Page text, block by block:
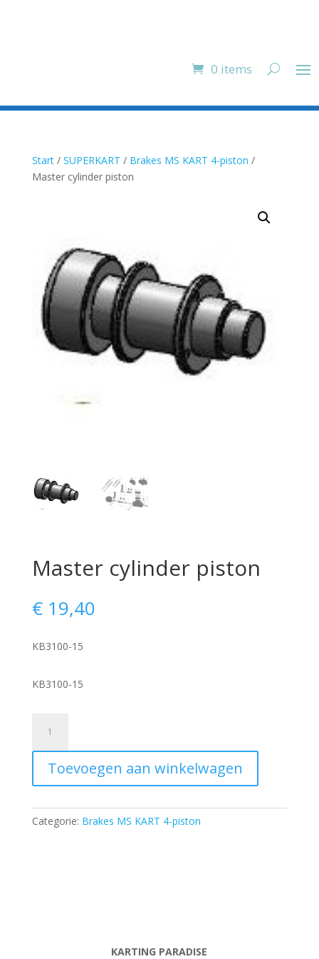
0 items
Start/ SUPERKART / Brakes MS KART 4-piston /
Master cylinder piston
Master cylinder piston
€19,40
KB3100-15
KB3100-15
cylinder
piston
Toevoegen aan winkelwagen
Categorie: Brakes MS KART 4-piston
KARTING PARADISE